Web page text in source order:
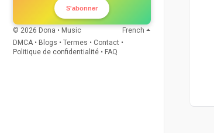
S'abonner
© 2026 Dona • Music
French
DMCA • Blogs • Termes • Contact •
Politique de confidentialité • FAQ